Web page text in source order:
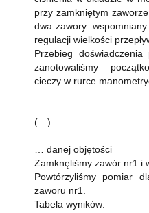
przy zamkniętym
dwa zawory:
regulacji wielkości
Przebieg
zanotowaliśmy
cieczy w rurce
(…)
… danej objętości
Zamknęliśmy zawór nr1 i
Powtórzyliśmy pomiar
zaworu nr1.
Tabela wyników: